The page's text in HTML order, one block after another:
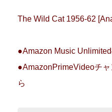
The Wild Cat 1956-62
●Amazon Music
●AmazonPrimeVideoチ
ら